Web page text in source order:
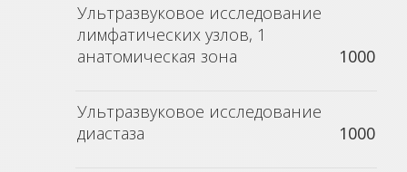
Ультразвуковое исследование
лимфатических узлов, 1
анатомическая зона
1000
Ультразвуковое исследование
диастаза
1000